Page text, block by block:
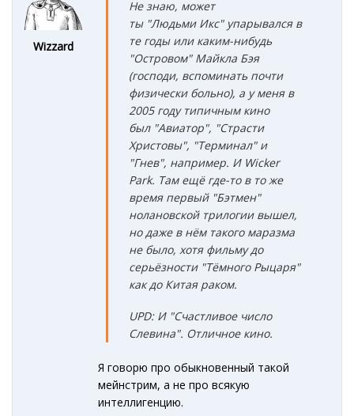
Wizzard
Не знаю, может
ты "Людьми Икс" упарывался в
те годы или каким-нибудь
"Островом" Майкла Бэя
(господи, вспоминать почти
физически больно), а у меня в
2005 году типичным кино
был "Авиатор", "Страсти
Христовы", "Терминал" и
"Гнев", например. И Wicker
Park. Там ещё где-то в то же
время первый "Бэтмен"
нолановской трилогии вышел,
но даже в нём такого маразма
не было, хотя фильму до
серьёзности "Тёмного Рыцаря"
как до Китая раком.
UPD: И "Счастливое число
Слевина". Отличное кино.
Я говорю про обыкновенный такой
мейнстрим, а не про всякую
интеллигенцию.